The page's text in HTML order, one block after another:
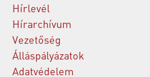
Hírlevél
Hírarchívum
Vezetőség
Álláspályázatok
Adatvédelem